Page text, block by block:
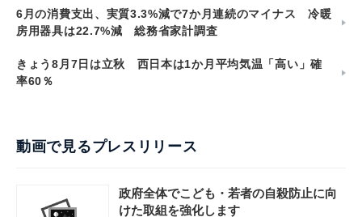
6月の消費支出、実質3.3%減で7か月連続のマイナス 冷暖
房用器具は22.7%減 総務省家計調査
きょう8月7日は立秋 西日本は1か月平均気温「高い」確
率60％
動画で見るプレスリリース
政府全体でこども・若者の自殺防止に向
けた取組を強化します